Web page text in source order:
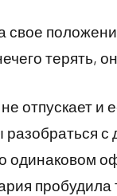
свое
терять,
отпускает
разобраться